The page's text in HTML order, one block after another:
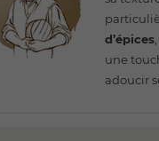
d’épices
une
adoucir